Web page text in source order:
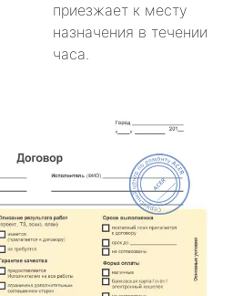
приезжает к месту
назначения в течении
часа.